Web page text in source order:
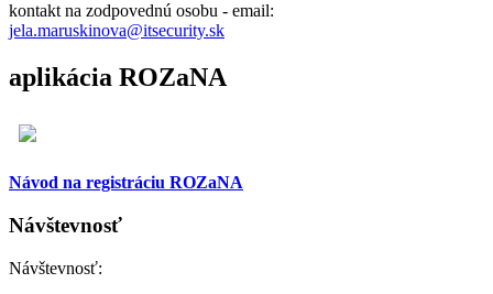
kontakt na zodpovednú osobu - email:
jela.maruskinova@itsecurity.sk
aplikácia ROZaNA
Návod na registráciu ROZaNA
Návštevnosť
Návštevnosť: